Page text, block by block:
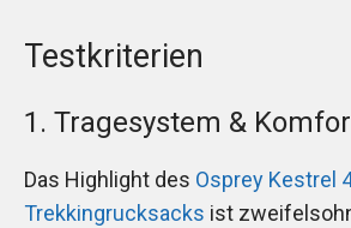
Testkriterien
1. Tragesystem &
Das Highlight des Osprey Kestrel
Trekkingrucksacks ist